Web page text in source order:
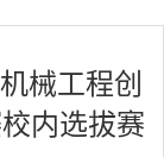
械工程创
内选拔赛